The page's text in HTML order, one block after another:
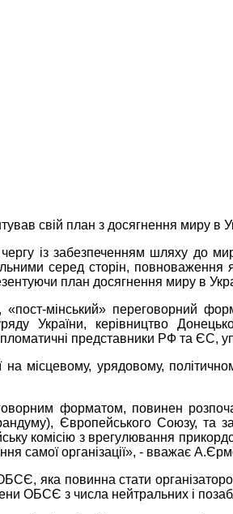
свій план з досягнення миру
із забезпеченням шляху до
серед сторін, повноваження
план досягнення миру в
мінський» переговорний
України, керівництво
представники РФ та ЄС,
місцевому, урядовому,
форматом, повинен
Європейського Союзу,
комісію з врегулювання
самої організації», - вважає
яка повинна стати
ОБСЄ з числа нейтральних і